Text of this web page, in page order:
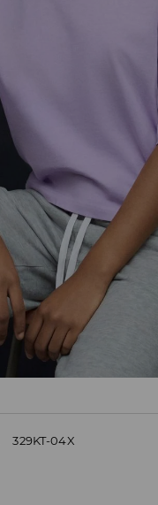
329KT-04X